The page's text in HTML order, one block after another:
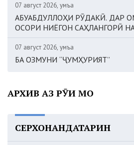
07 август 2026, Ҷумъа
АБУАБДУЛЛОҲИ РӮДАКӢ. ДАР
ОСОРИ НИЁГОН САҲЛАНГОРӢ
07 август 2026, Ҷумъа
БА ОЗМУНИ “ҶУМҲУРИЯТ”
АРХИВ АЗ РӮИ МОҲ
СЕРХОНАНДАТАРИН